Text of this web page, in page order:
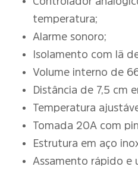
temperatura;
Alarme sonoro;
Isolamento com lã
Volume interno de
Distância de 7,5 cm
Temperatura
Tomada 20A com
Estrutura em aço
Assamento rápido e